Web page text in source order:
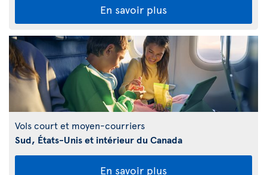
En savoir plus
Vols court et moyen-courriers
Sud, États-Unis et intérieur du Canada
En savoir plus